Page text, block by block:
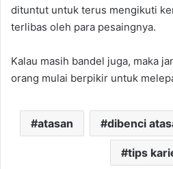
dituntut untuk terus mengikuti
terlibas oleh para pesaingnya.
Kalau masih bandel juga, maka
orang mulai berpikir untuk
atasan dibenci
tips